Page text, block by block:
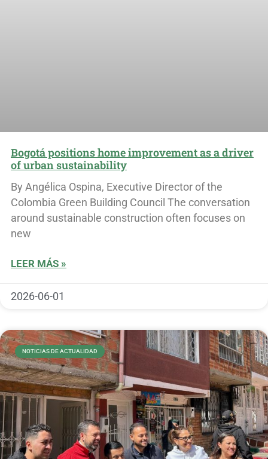
Bogotá positions home improvement as a driver
of urban sustainability
By Angélica Ospina, Executive Director of the
Colombia Green Building Council The conversation
around sustainable construction often focuses on
new
LEER MÁS »
2026-06-01
NOTICIAS DE ACTUALIDAD